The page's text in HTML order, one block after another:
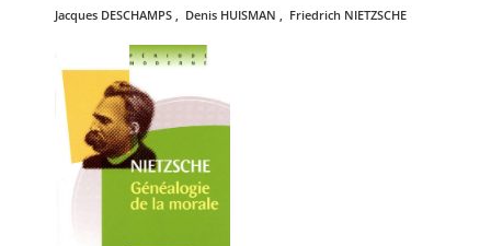
jacques DESCHAMPS , denis HUISMAN , friedrich NIETZSCHE